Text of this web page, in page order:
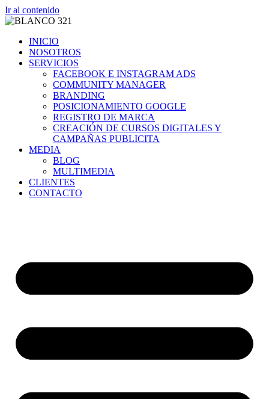
Ir al contenido
INICIO
NOSOTROS
SERVICIOS
FACEBOOK E INSTAGRAM ADS
COMMUNITY MANAGER
BRANDING
POSICIONAMIENTO GOOGLE
REGISTRO DE MARCA
CREACIÓN DE CURSOS DIGITALES Y
CAMPAÑAS PUBLICITA
MEDIA
BLOG
MULTIMEDIA
CLIENTES
CONTACTO